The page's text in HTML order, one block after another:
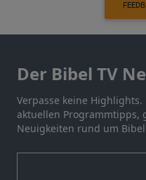
Der Bibel TV
Verpasse keine
aktuellen Programmtipps,
Neuigkeiten rund um